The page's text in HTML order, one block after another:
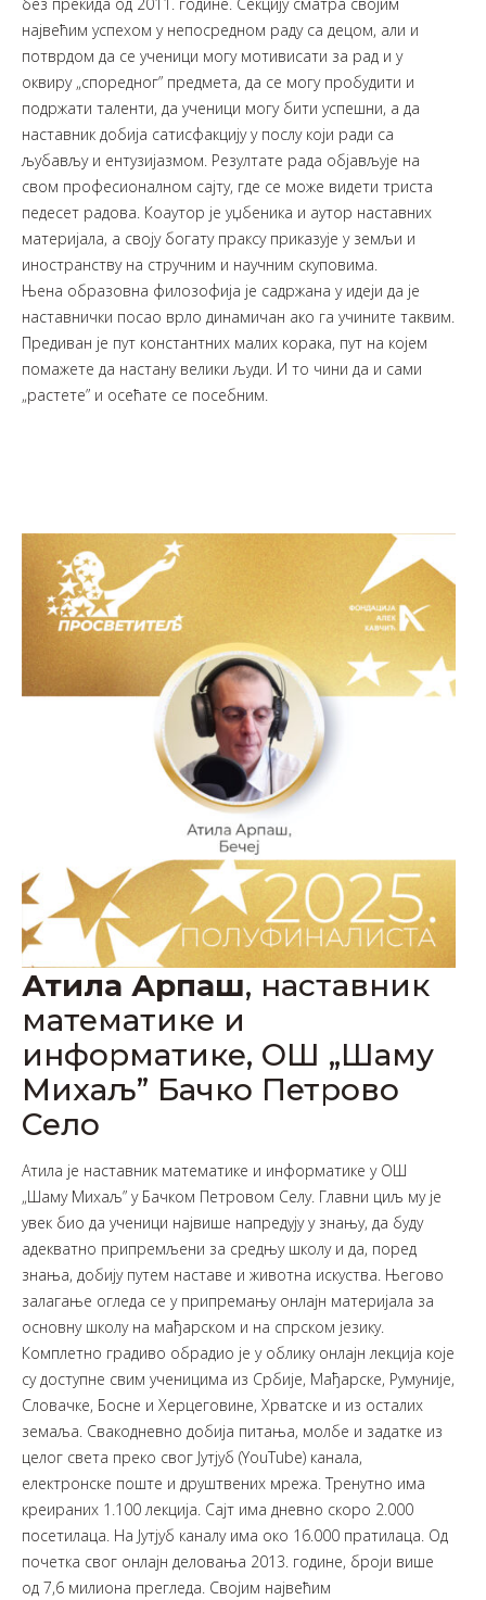
без прекида од 2011. године. Секцију сматра својим
највећим успехом у непосредном раду са децом, али и
потврдом да се ученици могу мотивисати за рад и у
оквиру „споредног” предмета, да се могу пробудити и
подржати таленти, да ученици могу бити успешни, а да
наставник добија сатисфакцију у послу који ради са
љубављу и ентузијазмом. Резултате рада објављује на
свом професионалном сајту, где се може видети триста
педесет радова. Коаутор је уџбеника и аутор наставних
материјала, а своју богату праксу приказује у земљи и
иностранству на стручним и научним скуповима.
Њена образовна филозофија је садржана у идеји да је
наставнички посао врло динамичан ако га учините таквим.
Предиван је пут константних малих корака, пут на којем
помажете да настану велики људи. И то чини да и сами
„растете” и осећате се посебним.
Атила Арпаш, наставник
математике и
информатике, ОШ „Шаму
Михаљ” Бачко Петрово
Село
Атила је наставник математике и информатике у ОШ
„Шаму Михаљ” у Бачком Петровом Селу. Главни циљ му је
увек био да ученици највише напредују у знању, да буду
адекватно припремљени за средњу школу и да, поред
знања, добију путем наставе и животна искуства. Његово
залагање огледа се у припремању онлајн материјала за
основну школу на мађарском и на спрском језику.
Комплетно градиво обрадио је у облику онлајн лекција које
су доступне свим ученицима из Србије, Мађарске, Румуније,
Словачке, Босне и Херцеговине, Хрватске и из осталих
земаља. Свакодневно добија питања, молбе и задатке из
целог света преко свог Јутјуб (YоuТube) канала,
електронске поште и друштвених мрежа. Тренутно има
креираних 1.100 лекција. Сајт има дневно скоро 2.000
посетилаца. На Јутјуб каналу има око 16.000 пратилаца. Од
почетка свог онлајн деловања 2013. године, броји више
од 7,6 милиона прегледа. Својим највећим